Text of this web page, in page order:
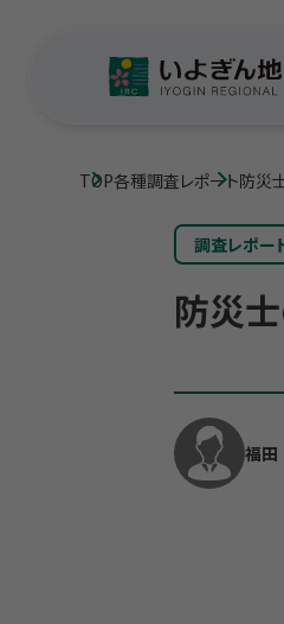
TOP各種調査レポート防災
調査レポー
防災
福